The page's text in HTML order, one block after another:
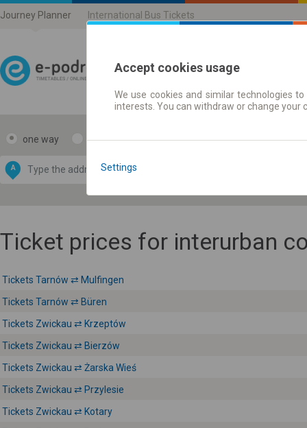
Journey Planner International Bus Tickets
Journey planner |
one way return
A
by
OpenStreetMap
Ticket prices for interurban
Tickets Tarnów ⇄ Mulfingen
Tickets Tarnów ⇄ Büren
Tickets Zwickau ⇄ Krzeptów
Tickets Zwickau ⇄ Bierzów
Tickets Zwickau ⇄ Żarska Wieś
Tickets Zwickau ⇄ Przylesie
Tickets Zwickau ⇄ Kotary
Accept cookies usage
We use cookies and similar technologies
interests. You can withdraw or change
Settings